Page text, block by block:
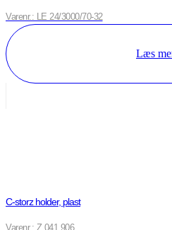
Varenr.: LE 24/3000/70-32
Læs
C-storz holder, plast
Varenr.: Z 041 906